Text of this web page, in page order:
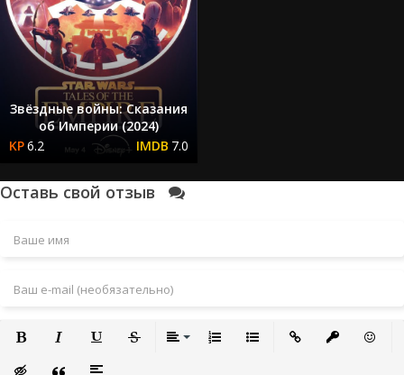
Звёздные войны: Сказания
об Империи (2024)
6.2
7.0
Оставь свой отзыв
Полужирный